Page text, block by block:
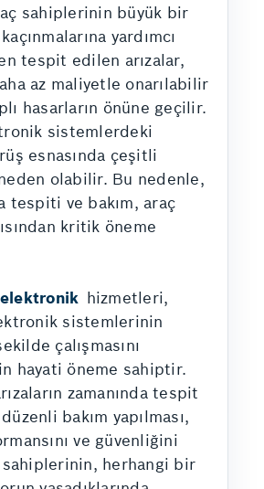
sahiplerinin büyük bir
yardımcı
tespit edilen arızalar,
az maliyetle onarılabilir
hasarların önüne geçilir.
sistemlerdeki
esnasında çeşitli
olabilir. Bu nedenle,
tespiti ve bakım, araç
kritik öneme
hizmetleri,
sistemlerinin
çalışmasını
hayati öneme sahiptir.
zamanında tespit
bakım yapılması,
ve güvenliğini
sahiplerinin, herhangi bir